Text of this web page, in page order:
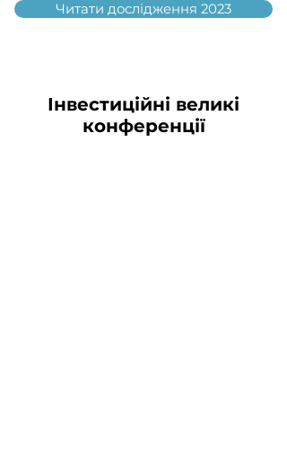
Читати дослідження 2023
Інвестиційні великі
конференції